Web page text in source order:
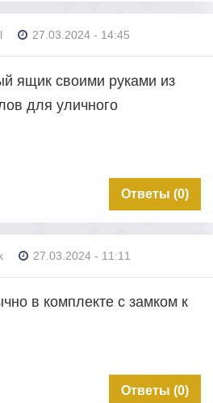
27.03.2024 - 14:45
ящик своими руками из
для уличного
Ответы (0)
27.03.2024 - 11:11
в комплекте с замком к
Ответы (0)